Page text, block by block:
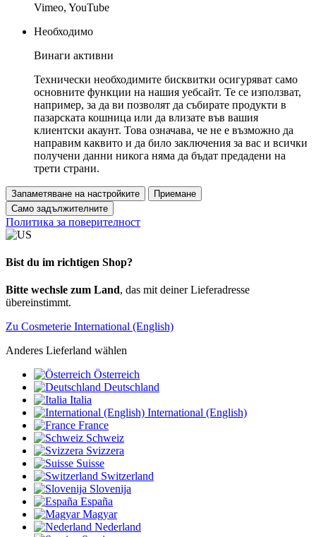
Vimeo, YouTube
Необходимо
Винаги активни
Технически необходимите бисквитки осигуряват само
основните функции на нашия уебсайт. Те се използват,
например, за да ви позволят да събирате продукти в
пазарската кошница или да влизате във вашия
клиентски акаунт. Това означава, че не е възможно да
направим каквито и да било заключения за вас и всички
получени данни никога няма да бъдат предадени на
трети страни.
Запаметяване на настройките
Приемане
Само задължителните
Политика за поверителност
Bist du im richtigen Shop?
Bitte wechsle zum Land, das mit deiner Lieferadresse
übereinstimmt.
Zu Cosmeterie International (English)
Anderes Lieferland wählen
Österreich
Deutschland
Italia
International (English)
France
Schweiz
Svizzera
Suisse
Switzerland
Slovenija
España
Magyar
Nederland